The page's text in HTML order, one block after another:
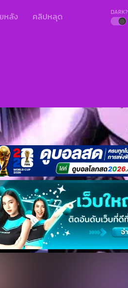
หลัง คลิปหลุด DARK?